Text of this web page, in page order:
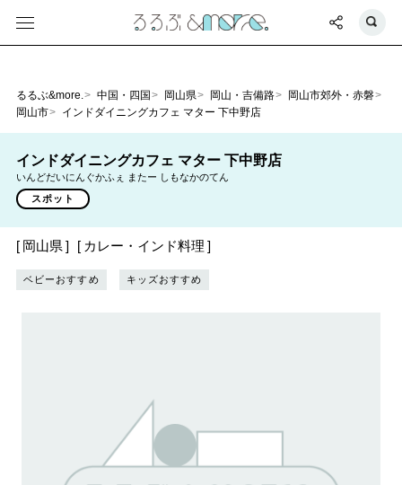
るるぶ&more. 中国・四国 岡山県 岡山・吉備路
岡山市郊外・赤磐
岡山市
インドダイニングカフェ マター 下中野店
インドダイニングカフェ マター 下中野店
いんどだいにんぐかふぇ またー しもなかのてん
スポット
岡山県 カレー・インド料理
ベビーおすすめ キッズおすすめ